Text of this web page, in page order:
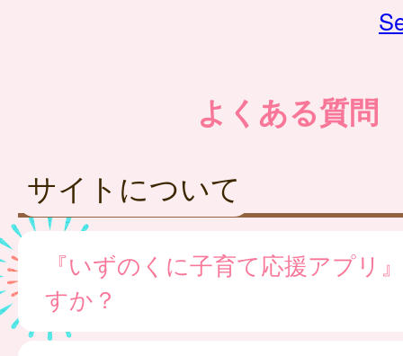
よくある質問
サイトについて
『いずのくに子育て応援アプリ
すか？